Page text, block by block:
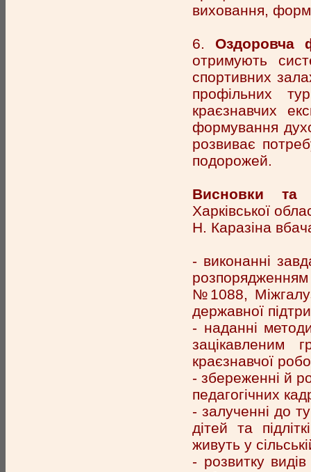
виховання,
6. Оздоровча
отримують
спортивних
профільних
краєзнавчих
формування
розвиває
подорожей.
Висновки та
Харківської
Н. Каразіна
- виконанні
№1088,
державної
- наданні
зацікавленим
краєзнавчої
- збереженні й
педагогічних
- залученні до
дітей та
живуть у
- розвитку